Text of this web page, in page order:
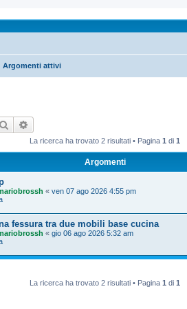
Argomenti attivi
Cerca
La ricerca ha trovato 2 risultati • Pagina 1 di 1
Argomenti
« ven 07 ago 2026 4:55 pm
fessura tra due mobili base cucina
« gio 06 ago 2026 5:32 am
La ricerca ha trovato 2 risultati • Pagina 1 di 1